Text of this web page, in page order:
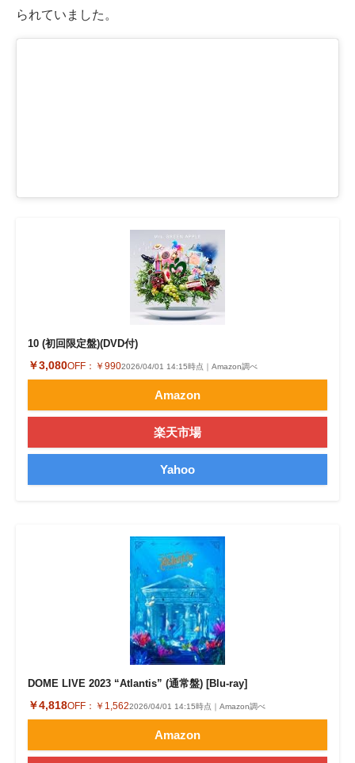
られていました。
10 (初回限定盤)(DVD付)
￥3,080OFF： ￥9902026/04/01 14:15時点｜Amazon調べ
Amazon
楽天市場
Yahoo
DOME LIVE 2023 “Atlantis” (通常盤) [Blu-ray]
￥4,818OFF： ￥1,5622026/04/01 14:15時点｜Amazon調べ
Amazon